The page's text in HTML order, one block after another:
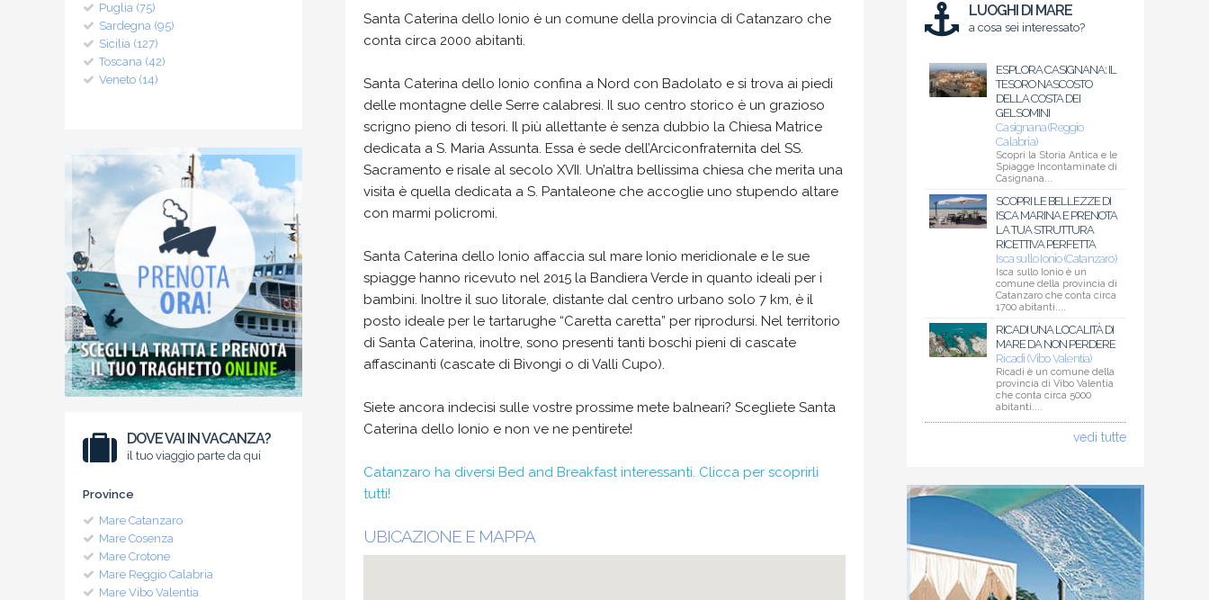
Puglia (75)
Sardegna (95)
Sicilia (127)
Toscana (42)
Veneto (14)
DOVE VAI IN VACANZA?
il tuo viaggio parte da qui
Province
Mare Catanzaro
Mare Cosenza
Mare Crotone
Mare Reggio Calabria
Mare Vibo Valentia
Santa Caterina dello Ionio è un comune della provincia di Catanzaro che
conta circa 2000 abitanti.
Santa Caterina dello Ionio confina a Nord con Badolato e si trova ai piedi
delle montagne delle Serre calabresi. Il suo centro storico è un grazioso
scrigno pieno di tesori. Il più allettante è senza dubbio la Chiesa Matrice
dedicata a S. Maria Assunta. Essa è sede dell’Arciconfraternita del SS.
Sacramento e risale al secolo XVII. Un’altra bellissima chiesa che merita una
visita è quella dedicata a S. Pantaleone che accoglie uno stupendo altare
con marmi policromi.
Santa Caterina dello Ionio affaccia sul mare Ionio meridionale e le sue
spiagge hanno ricevuto nel 2015 la Bandiera Verde in quanto ideali per i
bambini. Inoltre il suo litorale, distante dal centro urbano solo 7 km, è il
posto ideale per le tartarughe “Caretta caretta” per riprodursi. Nel territorio
di Santa Caterina, inoltre, sono presenti tanti boschi pieni di cascate
affascinanti (cascate di Bivongi o di Valli Cupo).
Siete ancora indecisi sulle vostre prossime mete balneari? Scegliete Santa
Caterina dello Ionio e non ve ne pentirete!
Catanzaro ha diversi Bed and Breakfast interessanti. Clicca per scoprirli
tutti!
UBICAZIONE E MAPPA
LUOGHI DI MARE
a cosa sei interessato?
ESPLORA CASIGNANA: IL
TESORO NASCOSTO
DELLA COSTA DEI
GELSOMINI
Casignana (Reggio
Calabria)
Scopri la Storia Antica e le
Spiagge Incontaminate di
Casignana...
SCOPRI LE BELLEZZE DI
ISCA MARINA E PRENOTA
LA TUA STRUTTURA
RICETTIVA PERFETTA
Isca sullo Ionio (Catanzaro)
Isca sullo Ionio è un
comune della provincia di
Catanzaro che conta circa
1700 abitanti....
RICADI UNA LOCALITÀ DI
MARE DA NON PERDERE
Ricadi (Vibo Valentia)
Ricadi è un comune della
provincia di Vibo Valentia
che conta circa 5000
abitanti....
vedi tutte